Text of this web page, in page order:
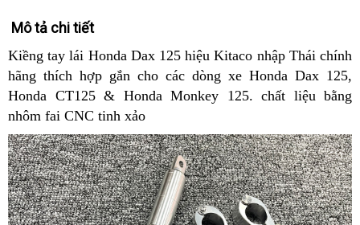
Mô tả chi tiết
Kiềng tay lái Honda Dax 125 hiệu Kitaco nhập Thái chính
hãng thích hợp gắn cho các dòng xe Honda Dax 125,
Honda CT125 & Honda Monkey 125. chất liệu bằng
nhôm fai CNC tinh xảo